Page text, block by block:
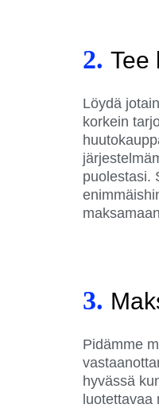
2. Tee
Löydä
korkein
puolestasi.
3.
Pidämme
hyvässä
luotettavaa